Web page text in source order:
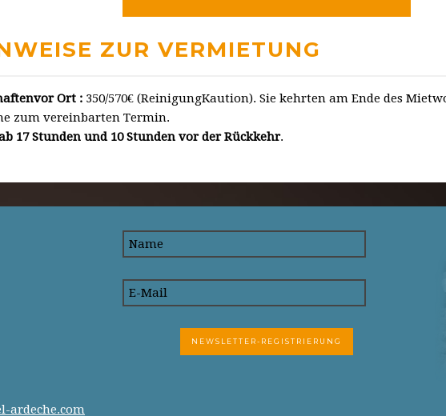
ZUR VERMIETUNG
Ort : 350/570€ (ReinigungKaution). Sie kehrten am Ende des
zum vereinbarten Termin.
17 Stunden und 10 Stunden vor der Rückkehr.
ardeche.com